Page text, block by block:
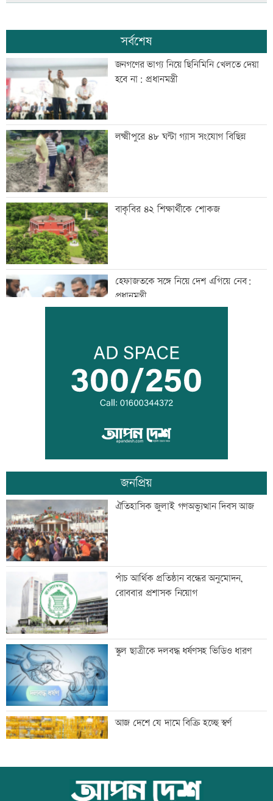
সর্বশেষ
জনগণের ভাগ্য নিয়ে ছিনিমিনি খেলতে দেয়া
হবে না: প্রধানমন্ত্রী
লক্ষ্মীপুরে ৪৮ ঘন্টা গ্যাস সংযোগ বিছিন্ন
বাকৃবির ৪২ শিক্ষার্থীকে শোকজ
হেফাজতকে সঙ্গে নিয়ে দেশ এগিয়ে নেব:
প্রধানমন্ত্রী
শাহ আহমদ শফীর কবর জিয়ারত করলেন
প্রধানমন্ত্রী
সাঁওতাল হত্যা বিচারের দাবিতে বিক্ষোভ
আইনজীবী জামাতার বিরুদ্ধে শ্বশুরের
মানববন্ধন
ইলিয়াস আলী গুম: উইং কমান্ডারের বিরুদ্ধে
পরোয়ানা
আইসাকা ঢাকা চ্যাপ্টারের নতুন সভাপতি
আজাদ, সেক্রেটারি ফারুক
প্রবীণ সাংবাদিক মৃণাল কৃষ্ণ আর নেই
দেশের মানুষকে দেয়া জবান রক্ষা করতে
জনপ্রিয়
ঐতিহাসিক জুলাই গণঅভ্যুত্থান দিবস আজ
পাঁচ আর্থিক প্রতিষ্ঠান বন্ধের অনুমোদন,
রোববার প্রশাসক নিয়োগ
স্কুল ছাত্রীকে দলবদ্ধ ধর্ষণসহ ভিডিও ধারণ
আজ দেশে যে দামে বিক্রি হচ্ছে স্বর্ণ
আজ বিশ্ব বন্ধু দিবস